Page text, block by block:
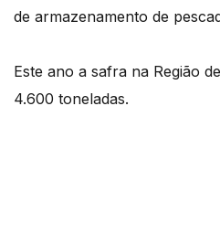
de armazenamento de
Este ano a safra na Região
4.600 toneladas.